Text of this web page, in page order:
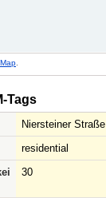
Tags
Niersteiner Straße
residential
30